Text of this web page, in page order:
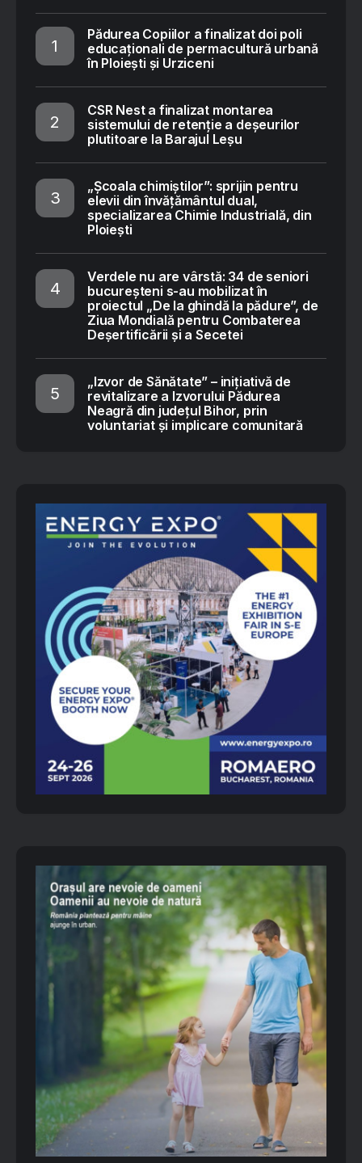
Pădurea Copiilor a finalizat doi poli
educaționali de permacultură urbană
în Ploiești și Urziceni
CSR Nest a finalizat montarea
sistemului de retenție a deșeurilor
plutitoare la Barajul Leșu
„Școala chimiștilor”: sprijin pentru
elevii din învățământul dual,
specializarea Chimie Industrială, din
Ploiești
Verdele nu are vârstă: 34 de seniori
bucureșteni s-au mobilizat în
proiectul „De la ghindă la pădure”, de
Ziua Mondială pentru Combaterea
Deșertificării și a Secetei
„Izvor de Sănătate” – inițiativă de
revitalizare a Izvorului Pădurea
Neagră din județul Bihor, prin
voluntariat și implicare comunitară